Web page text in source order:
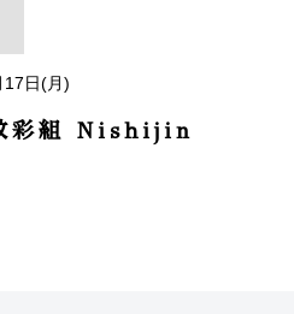
17日(月)
彩組 Nishijin